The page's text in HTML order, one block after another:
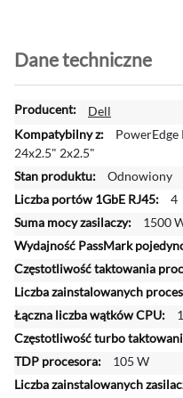
Dane techniczne
W
i
ę
e
j
i
n
o
r
m
a
i
Dell
PowerEdge
24x2.5" 2x2.5"
Odnowiony
4
1500
105 W